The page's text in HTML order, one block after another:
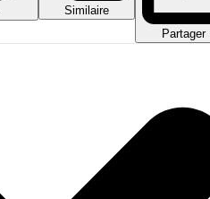
Similaire
Partager